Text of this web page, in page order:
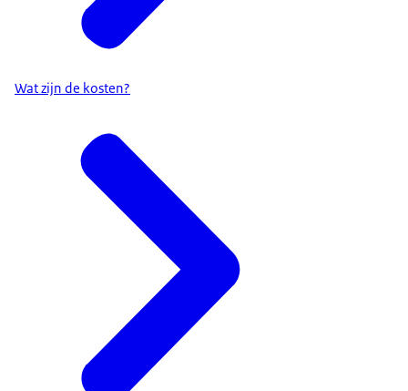
Wat zijn de kosten?